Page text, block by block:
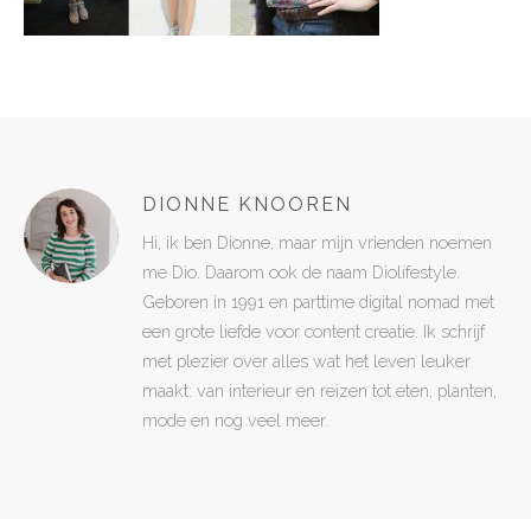
DIONNE KNOOREN
Hi, ik ben Dionne, maar mijn vrienden noemen
me Dio. Daarom ook de naam Diolifestyle.
Geboren in 1991 en parttime digital nomad met
een grote liefde voor content creatie. Ik schrijf
met plezier over alles wat het leven leuker
maakt: van interieur en reizen tot eten, planten,
mode en nog veel meer.